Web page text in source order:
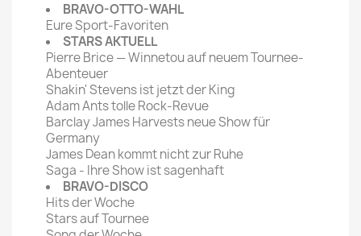
BRAVO-OTTO-WAHL
Eure Sport-Favoriten
STARS AKTUELL
Pierre Brice — Winnetou auf neuem Tournee-
Abenteuer
Shakin' Stevens ist jetzt der King
Adam Ants tolle Rock-Revue
Barclay James Harvests neue Show für
Germany
James Dean kommt nicht zur Ruhe
Saga - Ihre Show ist sagenhaft
BRAVO-DISCO
Hits der Woche
Stars auf Tournee